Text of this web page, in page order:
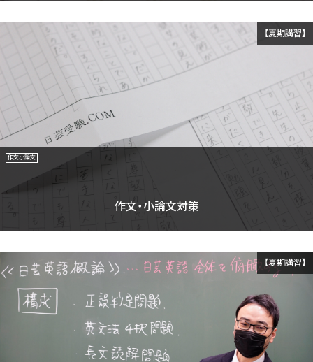
【夏期講習】
作文小論文
作文・小論文対策
【夏期講習】